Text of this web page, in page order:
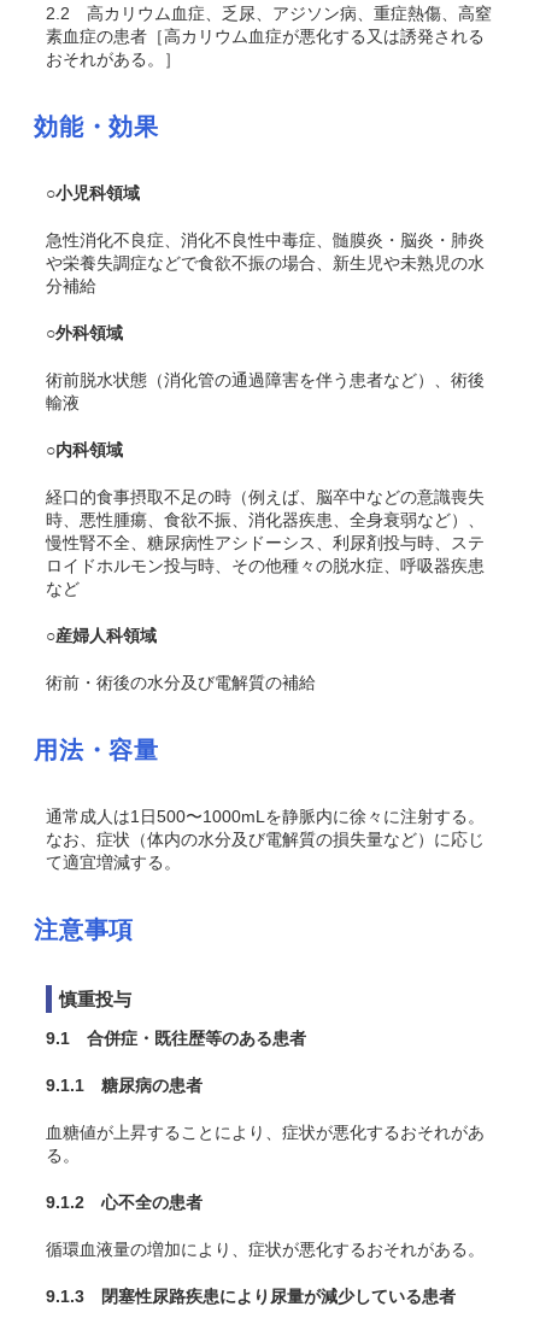
2.2 高カリウム血症、乏尿、アジソン病、重症熱傷、高窒
素血症の患者［高カリウム血症が悪化する又は誘発される
おそれがある。］
効能・効果
○小児科領域
急性消化不良症、消化不良性中毒症、髄膜炎・脳炎・肺炎
や栄養失調症などで食欲不振の場合、新生児や未熟児の水
分補給
○外科領域
術前脱水状態（消化管の通過障害を伴う患者など）、術後
輸液
○内科領域
経口的食事摂取不足の時（例えば、脳卒中などの意識喪失
時、悪性腫瘍、食欲不振、消化器疾患、全身衰弱など）、
慢性腎不全、糖尿病性アシドーシス、利尿剤投与時、ステ
ロイドホルモン投与時、その他種々の脱水症、呼吸器疾患
など
○産婦人科領域
術前・術後の水分及び電解質の補給
用法・容量
通常成人は1日500〜1000mLを静脈内に徐々に注射する。
なお、症状（体内の水分及び電解質の損失量など）に応じ
て適宜増減する。
注意事項
慎重投与
9.1 合併症・既往歴等のある患者
9.1.1 糖尿病の患者
血糖値が上昇することにより、症状が悪化するおそれがあ
る。
9.1.2 心不全の患者
循環血液量の増加により、症状が悪化するおそれがある。
9.1.3 閉塞性尿路疾患により尿量が減少している患者